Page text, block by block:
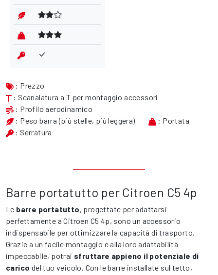
: Prezzo
: Scanalatura a T per montaggio accessori
: Profilo aerodinamico
: Peso barra (più stelle, più leggera)
: Portata
: Serratura
Barre portatutto per Citroen C5 4p
Le barre portatutto, progettate per adattarsi
perfettamente a Citroen C5 4p, sono un accessorio
indispensabile per ottimizzare la capacità di trasporto.
Grazie a un facile montaggio e alla loro adattabilità
impeccabile, potrai sfruttare appieno il potenziale di
carico del tuo veicolo. Con le barre installate sul tetto,